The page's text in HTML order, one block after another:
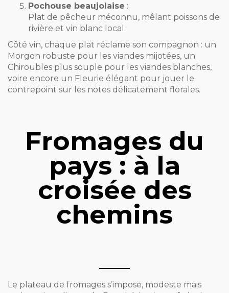
Pochouse beaujolaise :
Plat de pêcheur méconnu, mêlant poissons de
rivière et vin blanc local.
Côté vin, chaque plat réclame son compagnon : un
Morgon robuste pour les viandes mijotées, un
Chiroubles plus souple pour les viandes blanches,
voire encore un Fleurie élégant pour jouer le
contrepoint sur les notes délicatement florales.
Fromages du
pays : à la
croisée des
chemins
Le plateau de fromages s’impose, modeste mais